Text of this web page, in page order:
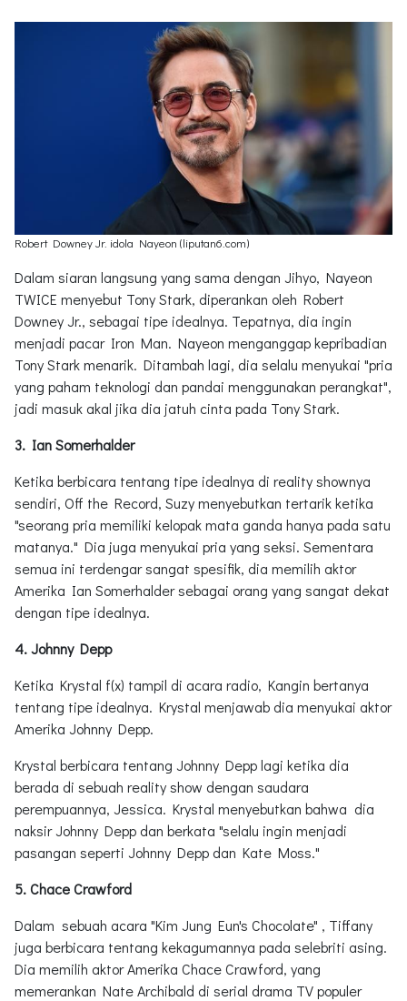
Robert Downey Jr. idola Nayeon (liputan6.com)
Dalam siaran langsung yang sama dengan Jihyo, Nayeon
TWICE menyebut Tony Stark, diperankan oleh Robert
Downey Jr., sebagai tipe idealnya. Tepatnya, dia ingin
menjadi pacar Iron Man. Nayeon menganggap kepribadian
Tony Stark menarik. Ditambah lagi, dia selalu menyukai "pria
yang paham teknologi dan pandai menggunakan perangkat",
jadi masuk akal jika dia jatuh cinta pada Tony Stark.
3. Ian Somerhalder
Ketika berbicara tentang tipe idealnya di reality shownya
sendiri, Off the Record, Suzy menyebutkan tertarik ketika
"seorang pria memiliki kelopak mata ganda hanya pada satu
matanya." Dia juga menyukai pria yang seksi. Sementara
semua ini terdengar sangat spesifik, dia memilih aktor
Amerika Ian Somerhalder sebagai orang yang sangat dekat
dengan tipe idealnya.
4. Johnny Depp
Ketika Krystal f(x) tampil di acara radio, Kangin bertanya
tentang tipe idealnya. Krystal menjawab dia menyukai aktor
Amerika Johnny Depp.
Krystal berbicara tentang Johnny Depp lagi ketika dia
berada di sebuah reality show dengan saudara
perempuannya, Jessica. Krystal menyebutkan bahwa dia
naksir Johnny Depp dan berkata "selalu ingin menjadi
pasangan seperti Johnny Depp dan Kate Moss."
5. Chace Crawford
Dalam sebuah acara "Kim Jung Eun's Chocolate" , Tiffany
juga berbicara tentang kekagumannya pada selebriti asing.
Dia memilih aktor Amerika Chace Crawford, yang
memerankan Nate Archibald di serial drama TV populer